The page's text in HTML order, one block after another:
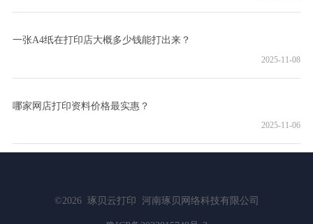
一张A4纸在打印店大概多少钱能打出来？
2025-11-08
哪家网店打印资料价格最实惠？
2025-11-06
©2026 琢贝云打印 河南琢贝网络科技有限公司